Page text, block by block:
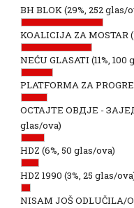
BH BLOK(29%, 252 glas/
KOALICIJA ZA MOSTAR
NEĆU GLASATI (11%,
PLATFORMA ZA
ОСТАЈТЕ ОВДЈЕ -
glas/ova)
HDZ (6%, 50 glas/ova)
HDZ 1990 (3%, 25 glas/
NISAM JOŠ ODLUČILA/O